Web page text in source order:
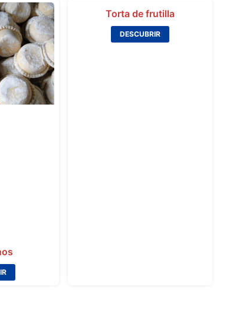
Torta de frutilla
DESCUBRIR